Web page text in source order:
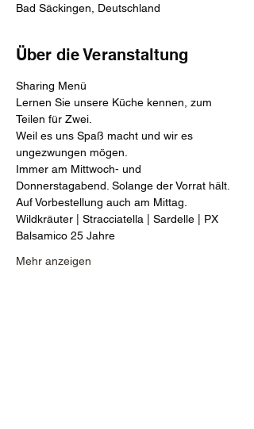
Bad Säckingen, Deutschland
Über die Veranstaltung
Sharing Menü
Lernen Sie unsere Küche kennen, zum
Teilen für Zwei.
Weil es uns Spaß macht und wir es
ungezwungen mögen.
Immer am Mittwoch- und
Donnerstagabend. Solange der Vorrat hält.
Auf Vorbestellung auch am Mittag.
Wildkräuter | Stracciatella | Sardelle | PX
Balsamico 25 Jahre
Mehr anzeigen